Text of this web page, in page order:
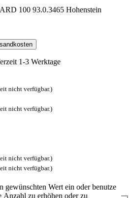
1-3 Werktage
nicht verfügbar.)
nicht verfügbar.)
nicht verfügbar.)
nicht verfügbar.)
gewünschten Wert ein oder benutze
Anzahl zu erhöhen oder zu